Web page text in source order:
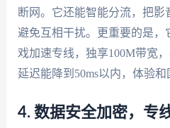
断网。它还能智能分流，把影
避免互相干扰。更重要的是，
戏加速专线，独享100M带宽
延迟能降到50ms以内，体验和
4. 数据安全加密，专